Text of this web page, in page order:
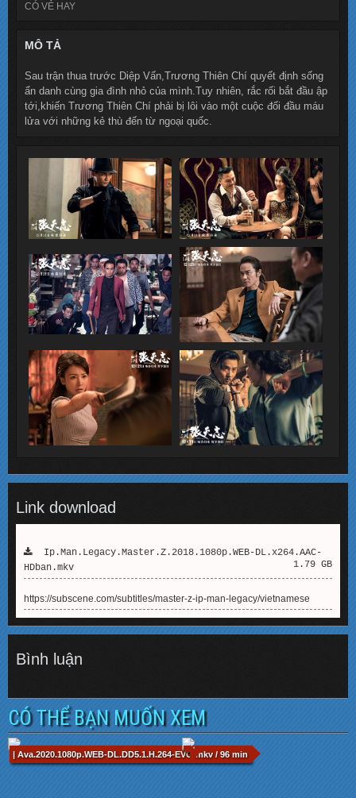
CÓ VẺ HAY
MÔ TẢ
Sau trận thua trước Diệp Vấn,Trương Thiên Chí quyết định sống
ẩn danh cùng gia đình nhỏ của mình.Tuy nhiên, rắc rối bắt đầu ập
tới,khiến Trương Thiên Chí phải bị lôi vào một cuộc đối đầu máu
lửa với những kẻ thù đến từ ngoại quốc.
Link download
Ip.Man.Legacy.Master.Z.2018.1080p.WEB-DL.x264.AAC-
HDban.mkv
1.79 GB
https://subscene.com/subtitles/master-z-ip-man-legacy/vietnamese
Bình luận
CÓ THỂ BẠN MUỐN XEM
| Ava.2020.1080p.WEB-DL.DD5.1.H.264-EVO.mkv / 96 min